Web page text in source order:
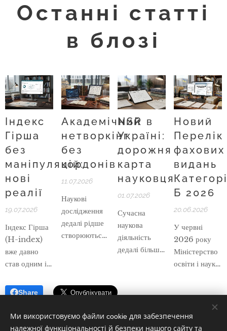
Останні статті
в блозі
Індекс
Гірша
без
маніпуляцій:
нові
реалії
19.07.2026
Індекс Гірша
(H-index)
вже давно
став одним із
показників, за
оцінюють
наукову
Академічний
нетворкінг
без
кордонів
11.07.2026
Наукові
дослідження
дедалі рідше
створюються
чи навіть
країни.
академічна
NSR в
Україні:
дорожня
карта
науковця
01.07.2026
Сучасна
наукова
діяльність
дедалі більше
відкритості
прозорому
Новий
Перелік
фахових
видань
Б 2026
20.06.2026
У червні
2026 року
Міністерство
освіти і науки
Перелік
наукових
Share
Ми використовуємо файли cookie для забезпечення
належної функціональності й безпеки нашого сайту та